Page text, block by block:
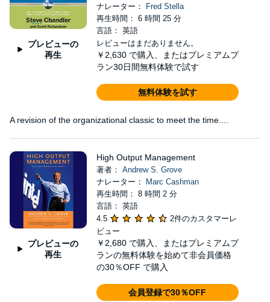
プレビューの
再生
ナレーター：
Fred Stella
再生時間： 6 時間 25 分
言語： 英語
レビューはまだありません。
￥2,630 で購入、またはプレミアムプ
ラン30日間無料体験で試す
無料体験を試す
A revision of the organizational classic to meet the time....
プレビューの
再生
High Output Management
著者： Andrew S. Grove
ナレーター：
Marc Cashman
再生時間： 8 時間 2 分
言語： 英語
4.5
2件のカスタマーレ
ビュー
￥2,680 で購入、またはプレミアムプ
ランの無料体験を始めて非会員価格
の30％OFF で購入
会員登録で30％OFF